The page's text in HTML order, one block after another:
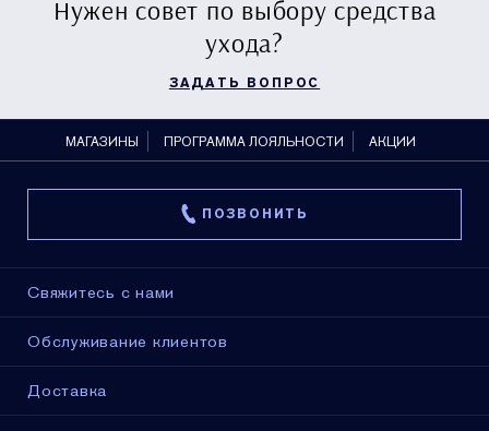
Нужен совет по выбору средства
ухода?
ЗАДАТЬ ВОПРОС
МАГАЗИНЫ ПРОГРАММА ЛОЯЛЬНОСТИ АКЦИИ
ПОЗВОНИТЬ
Свяжитесь с нами
Обслуживание клиентов
Доставка